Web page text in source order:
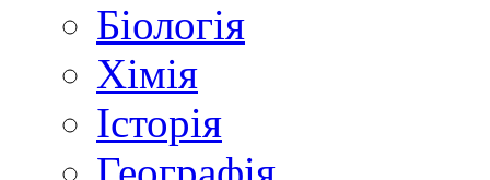
Біологія
Хімія
Історія